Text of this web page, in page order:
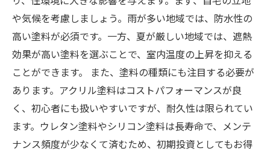
や気候を考慮しましょう。雨が多い地域では、防水性の
高い塗料が必須です。一方、夏が厳しい地域では、遮熱
効果が高い塗料を選ぶことで、室内温度の上昇を抑える
ことができます。 また、塗料の種類にも注目する必要が
あります。アクリル塗料はコストパフォーマンスが良
く、初心者にも扱いやすいですが、耐久性は限られてい
ます。ウレタン塗料やシリコン塗料は長寿命で、メンテ
ナンス頻度が少なくて済むため、初期投資としてもお得